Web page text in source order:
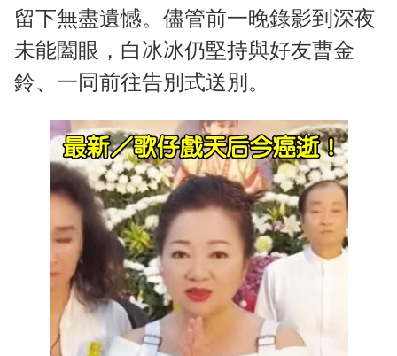
留下無盡遺憾。儘管前一晚錄影到深夜
未能闔眼，白冰冰仍堅持與好友曹金
鈴、一同前往告別式送別。